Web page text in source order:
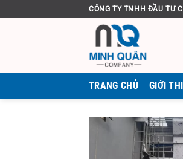
qua
CÔNG TY TNHH ĐẦU TƯ
TRANG CHỦ GIỚI